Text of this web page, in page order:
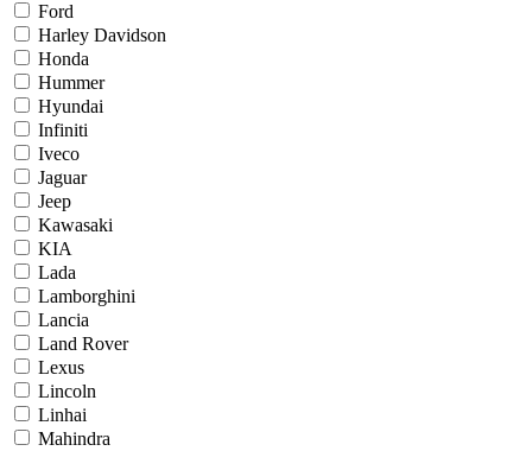
Ford
Harley Davidson
Honda
Hummer
Hyundai
Infiniti
Iveco
Jaguar
Jeep
Kawasaki
KIA
Lada
Lamborghini
Lancia
Land Rover
Lexus
Lincoln
Linhai
Mahindra